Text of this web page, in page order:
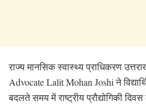
राज्य मानसिक स्वास्थ्य प्राधिकरण
Advocate Lalit Mohan Joshi ने
बदलते समय में राष्ट्रीय प्रौद्योगिकी